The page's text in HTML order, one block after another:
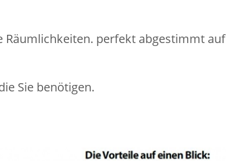
perfekt abgestimmt auf
Sie benötigen.